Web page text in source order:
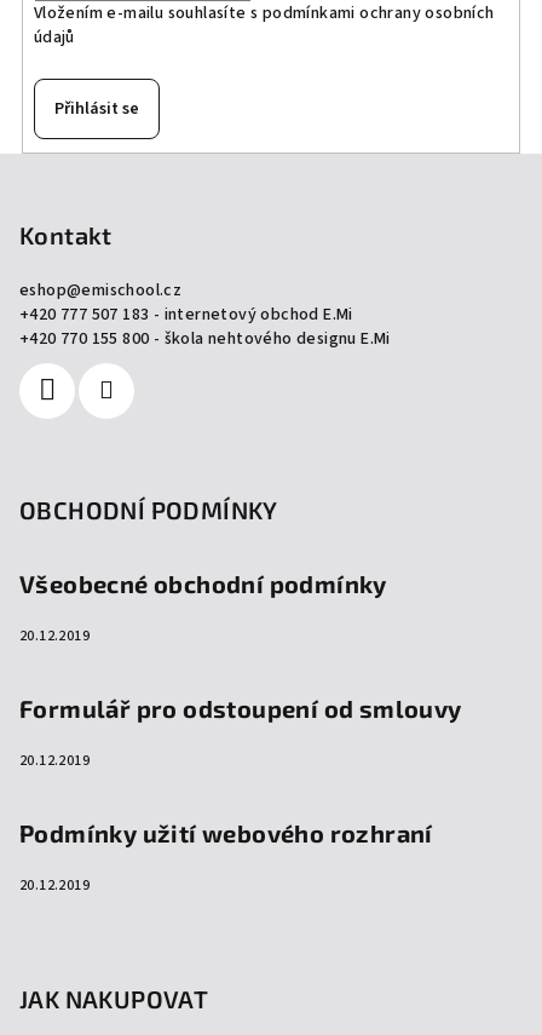
Vložením e-mailu souhlasíte s podmínkami ochrany osobních
údajů
Přihlásit se
Kontakt
eshop@emischool.cz
+420 777 507 183 - internetový obchod E.Mi
+420 770 155 800 - škola nehtového designu E.Mi
OBCHODNÍ PODMÍNKY
Všeobecné obchodní podmínky
20.12.2019
Formulář pro odstoupení od smlouvy
20.12.2019
Podmínky užití webového rozhraní
20.12.2019
JAK NAKUPOVAT